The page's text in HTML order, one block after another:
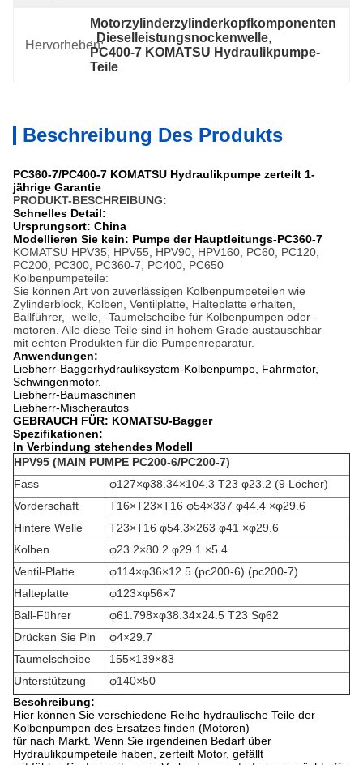
Hervorheben:
Motorzylinderzylinderkopfkomponenten
, Dieselleistungsnockenwelle,
PC400-7 KOMATSU Hydraulikpumpe-
Teile
Beschreibung Des Produkts
PC360-7/PC400-7 KOMATSU Hydraulikpumpe zerteilt 1-
jährige Garantie
PRODUKT-BESCHREIBUNG:
Schnelles Detail:
Ursprungsort: China
Modellieren Sie kein: Pumpe der Hauptleitungs-PC360-7
KOMATSU HPV35, HPV55, HPV90, HPV160, PC60, PC120,
PC200, PC300, PC360-7, PC400, PC650
Kolbenpumpeteile:
Sie können Art von zuverlässigen Kolbenpumpeteilen wie
Zylinderblock, Kolben, Ventilplatte, Halteplatte erhalten,
Ballführer, -welle, -Taumelscheibe für Kolbenpumpen oder -
motoren. Alle diese Teile sind in hohem Grade austauschbar
mit echten Produkten für die Pumpenreparatur.
Anwendungen:
Liebherr-Baggerhydrauliksystem-Kolbenpumpe, Fahrmotor,
Schwingenmotor.
Liebherr-Baumaschinen
Liebherr-Mischerautos
GEBRAUCH FÜR: KOMATSU-Bagger
Spezifikationen:
In Verbindung stehendes Modell
HPV95 (MAIN PUMPE PC200-6/PC200-7)
Fass
φ127×φ38.34×104.3 T23 φ23.2 (9 Löcher)
Vorderschaft
T16×T23×T16 φ54×337 φ44.4 ×φ29.6
Hintere Welle
T23×T16 φ54.3×263 φ41 ×φ29.6
Kolben
φ23.2×80.2 φ29.1 ×5.4
Ventil-Platte
φ114×φ36×12.5 (pc200-6) (pc200-7)
Halteplatte
φ123×φ56×7
Ball-Führer
φ61.798×φ38.34×24.5 T23 Sφ62
Drücken Sie Pin
φ4×29.7
Taumelscheibe
155×139×83
Unterstützung
φ140×50
Beschreibung:
Hier können Sie verschiedene Reihe hydraulische Teile der
Kolbenpumpen des Ersatzes finden (Motoren)
für nach Markt. Wenn Sie irgendeinen Bedarf über
Hydraulikpumpeteile haben, zerteilt Motor, gefällt